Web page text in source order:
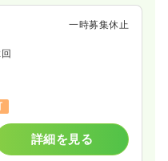
一時募集休止
詳細を見る